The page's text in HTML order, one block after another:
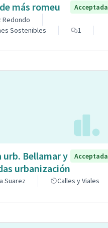
más romeu
Acceptada
Redondo
Sostenibles
1
urb. Bellamar y
urbanización
Acceptada
Suarez
Calles y Viales